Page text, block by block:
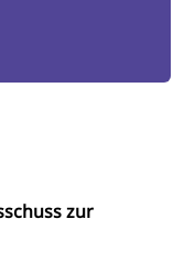
zur